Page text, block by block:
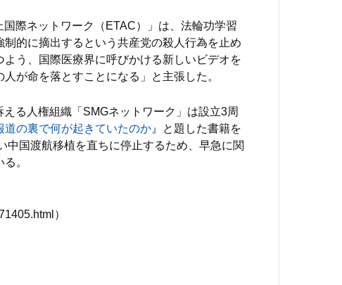
際ネットワーク（ETAC）」は、法輪功学習
的に摘出するという共産党の殺人行為を止め
う、国際医療界に呼びかける新しいビデオを
が命を落とすことになる」と主張した。
る人権組織「SMGネットワーク」は設立3周
の裏で何が起きていたのか 』と題した書籍を
国渡航移植を直ちに停止するため、早急に関
。
）